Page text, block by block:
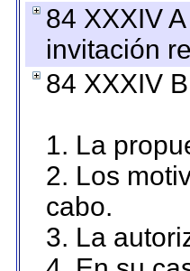
84 XXXIV
invitación
84 XXXIV
1. La
2. Los
cabo.
3. La